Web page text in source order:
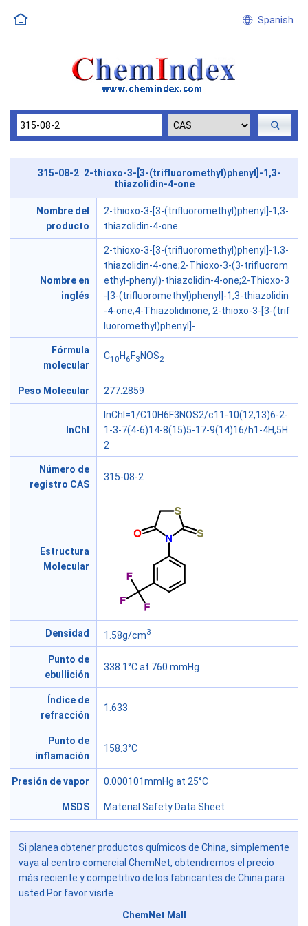
Spanish
315-08-2 2-thioxo-3-[3-(trifluoromethyl)phenyl]-1,3-
thiazolidin-4-one
Nombre del
producto
2-thioxo-3-[3-(trifluoromethyl)phenyl]-1,3-
thiazolidin-4-one
Nombre en
inglés
2-thioxo-3-[3-(trifluoromethyl)phenyl]-1,3-
thiazolidin-4-one;2-Thioxo-3-(3-trifluorom
ethyl-phenyl)-thiazolidin-4-one;2-Thioxo-3
-[3-(trifluoromethyl)phenyl]-1,3-thiazolidin
-4-one;4-Thiazolidinone, 2-thioxo-3-[3-(trif
luoromethyl)phenyl]-
Fórmula
molecular
C10 H 6 F3 NOS2
Peso Molecular 277.2859
InChI
InChI=1/C10H6F3NOS2/c11-10(12,13)6-2-
1-3-7(4-6)14-8(15)5-17-9(14)16/h1-4H,5H
2
Número de
registro CAS
315-08-2
Estructura
Molecular
Densidad 1.58g/cm3
Punto de
ebullición
338.1°C at 760 mmHg
Índice de
refracción
1.633
Punto de
inflamación
158.3°C
Presión de vapor 0.000101mmHg at 25°C
MSDS Material Safety Data Sheet
Si planea obtener productos químicos de China, simplemente
vaya al centro comercial ChemNet, obtendremos el precio
más reciente y competitivo de los fabricantes de China para
usted.Por favor visite
ChemNet Mall